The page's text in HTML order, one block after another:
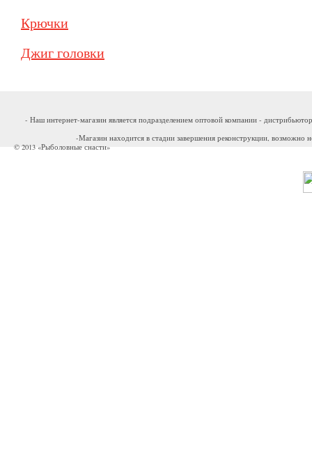
Крючки
Джиг головки
- Наш интернет-магазин является подразделением оптовой компании -
-Магазин находится в стадии завершения реконструкции, возможно
© 2013 «Рыболовные снасти»